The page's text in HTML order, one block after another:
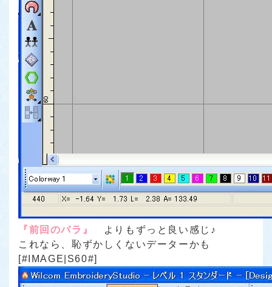
『前回のバラ』
よりもずっと良い感じ♪
これなら、恥ずかしくないデーターかも
[#IMAGE|S60#]